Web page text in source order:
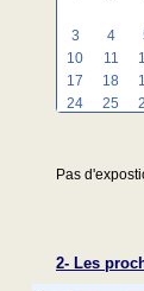
3
4
10
11
17
18
24
25
Pas
2- Les